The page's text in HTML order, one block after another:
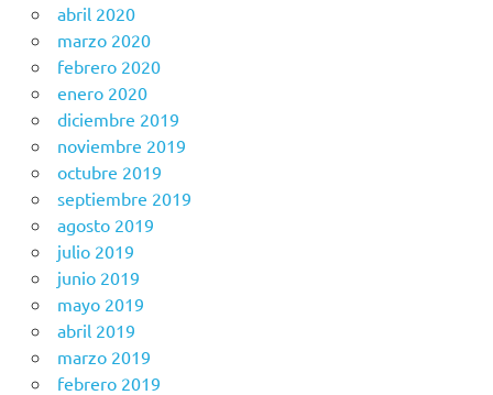
abril 2020
marzo 2020
febrero 2020
enero 2020
diciembre 2019
noviembre 2019
octubre 2019
septiembre 2019
agosto 2019
julio 2019
junio 2019
mayo 2019
abril 2019
marzo 2019
febrero 2019